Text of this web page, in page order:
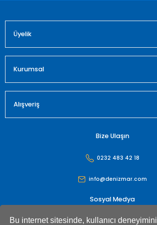
Bu internet sitesinde, kullanıcı deneyimini
Üyelik
Kurumsal
Alışveriş
Bize Ulaşın
0232 483 42 18
info@denizmar.com
Sosyal Medya